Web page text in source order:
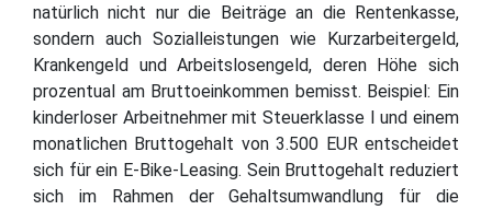
natürlich nicht nur die Beiträge an die Rentenkasse,
sondern auch Sozialleistungen wie Kurzarbeitergeld,
Krankengeld und Arbeitslosengeld, deren Höhe sich
prozentual am Bruttoeinkommen bemisst. Beispiel: Ein
kinderloser Arbeitnehmer mit Steuerklasse I und einem
monatlichen Bruttogehalt von 3.500 EUR entscheidet
sich für ein E-Bike-Leasing. Sein Bruttogehalt reduziert
sich im Rahmen der Gehaltsumwandlung für die